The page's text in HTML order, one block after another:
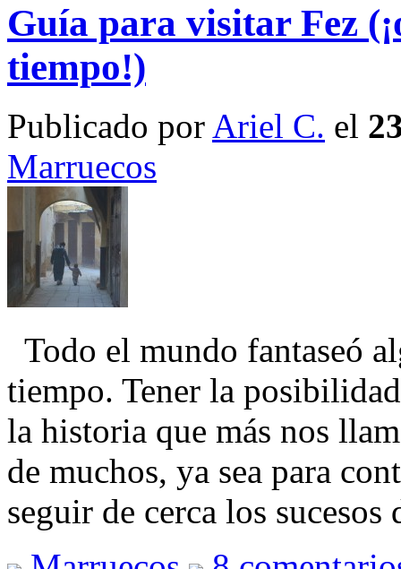
Guía para visitar Fez
tiempo!)
Publicado por Ariel C. el
Marruecos
Todo el mundo fantaseó
tiempo. Tener la
la historia que más nos
de muchos, ya sea para
seguir de cerca los